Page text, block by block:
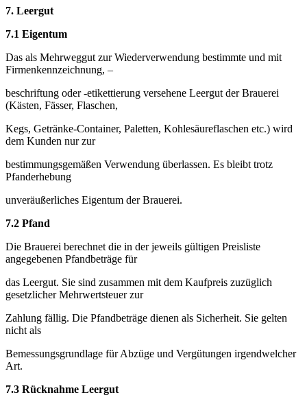
7. Leergut
7.1 Eigentum
Das als Mehrweggut zur Wiederverwendung bestimmte und mit
Firmenkennzeichnung, –
beschriftung oder -etikettierung versehene Leergut der Brauerei
(Kästen, Fässer, Flaschen,
Kegs, Getränke-Container, Paletten, Kohlesäureflaschen etc.) wird
dem Kunden nur zur
bestimmungsgemäßen Verwendung überlassen. Es bleibt trotz
Pfanderhebung
unveräußerliches Eigentum der Brauerei.
7.2 Pfand
Die Brauerei berechnet die in der jeweils gültigen Preisliste
angegebenen Pfandbeträge für
das Leergut. Sie sind zusammen mit dem Kaufpreis zuzüglich
gesetzlicher Mehrwertsteuer zur
Zahlung fällig. Die Pfandbeträge dienen als Sicherheit. Sie gelten
nicht als
Bemessungsgrundlage für Abzüge und Vergütungen irgendwelcher
Art.
7.3 Rücknahme Leergut